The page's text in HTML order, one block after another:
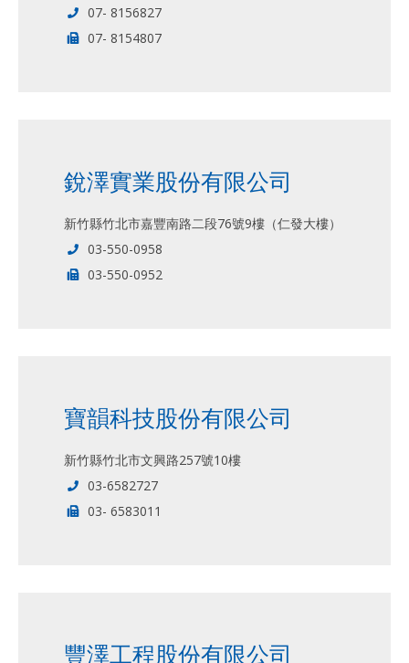
07- 8156827
07- 8154807
銳澤實業股份有限公司
新竹縣竹北市嘉豐南路二段76號9樓（仁發大樓）
03-550-0958
03-550-0952
寶韻科技股份有限公司
新竹縣竹北市文興路257號10樓
03-6582727
03- 6583011
豐澤工程股份有限公司